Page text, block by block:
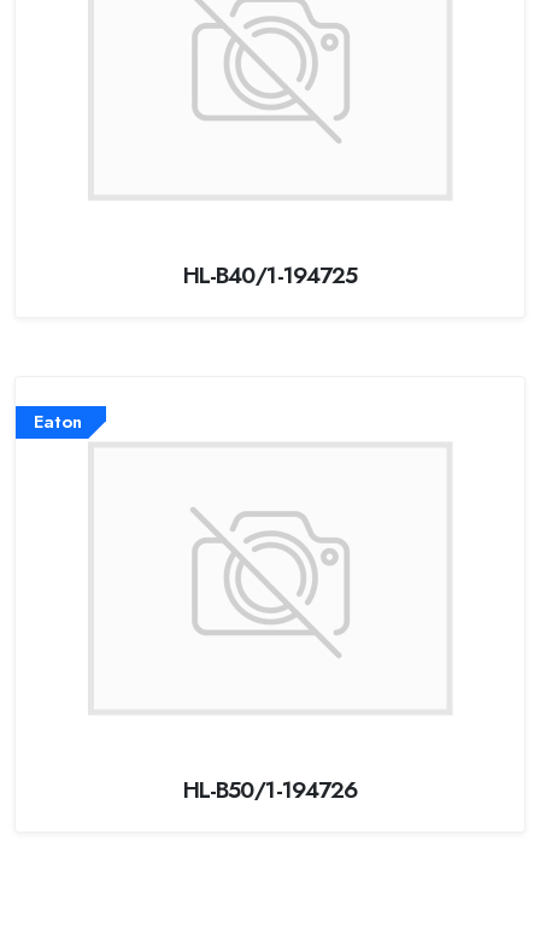
HL-B40/1-194725
Eaton
HL-B50/1-194726